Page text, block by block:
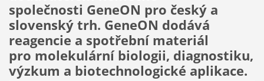
společnosti GeneON pro český a
slovenský trh. GeneON dodává
reagencie a spotřební materiál
pro molekulární biologii, diagnostiku,
výzkum a biotechnologické aplikace.